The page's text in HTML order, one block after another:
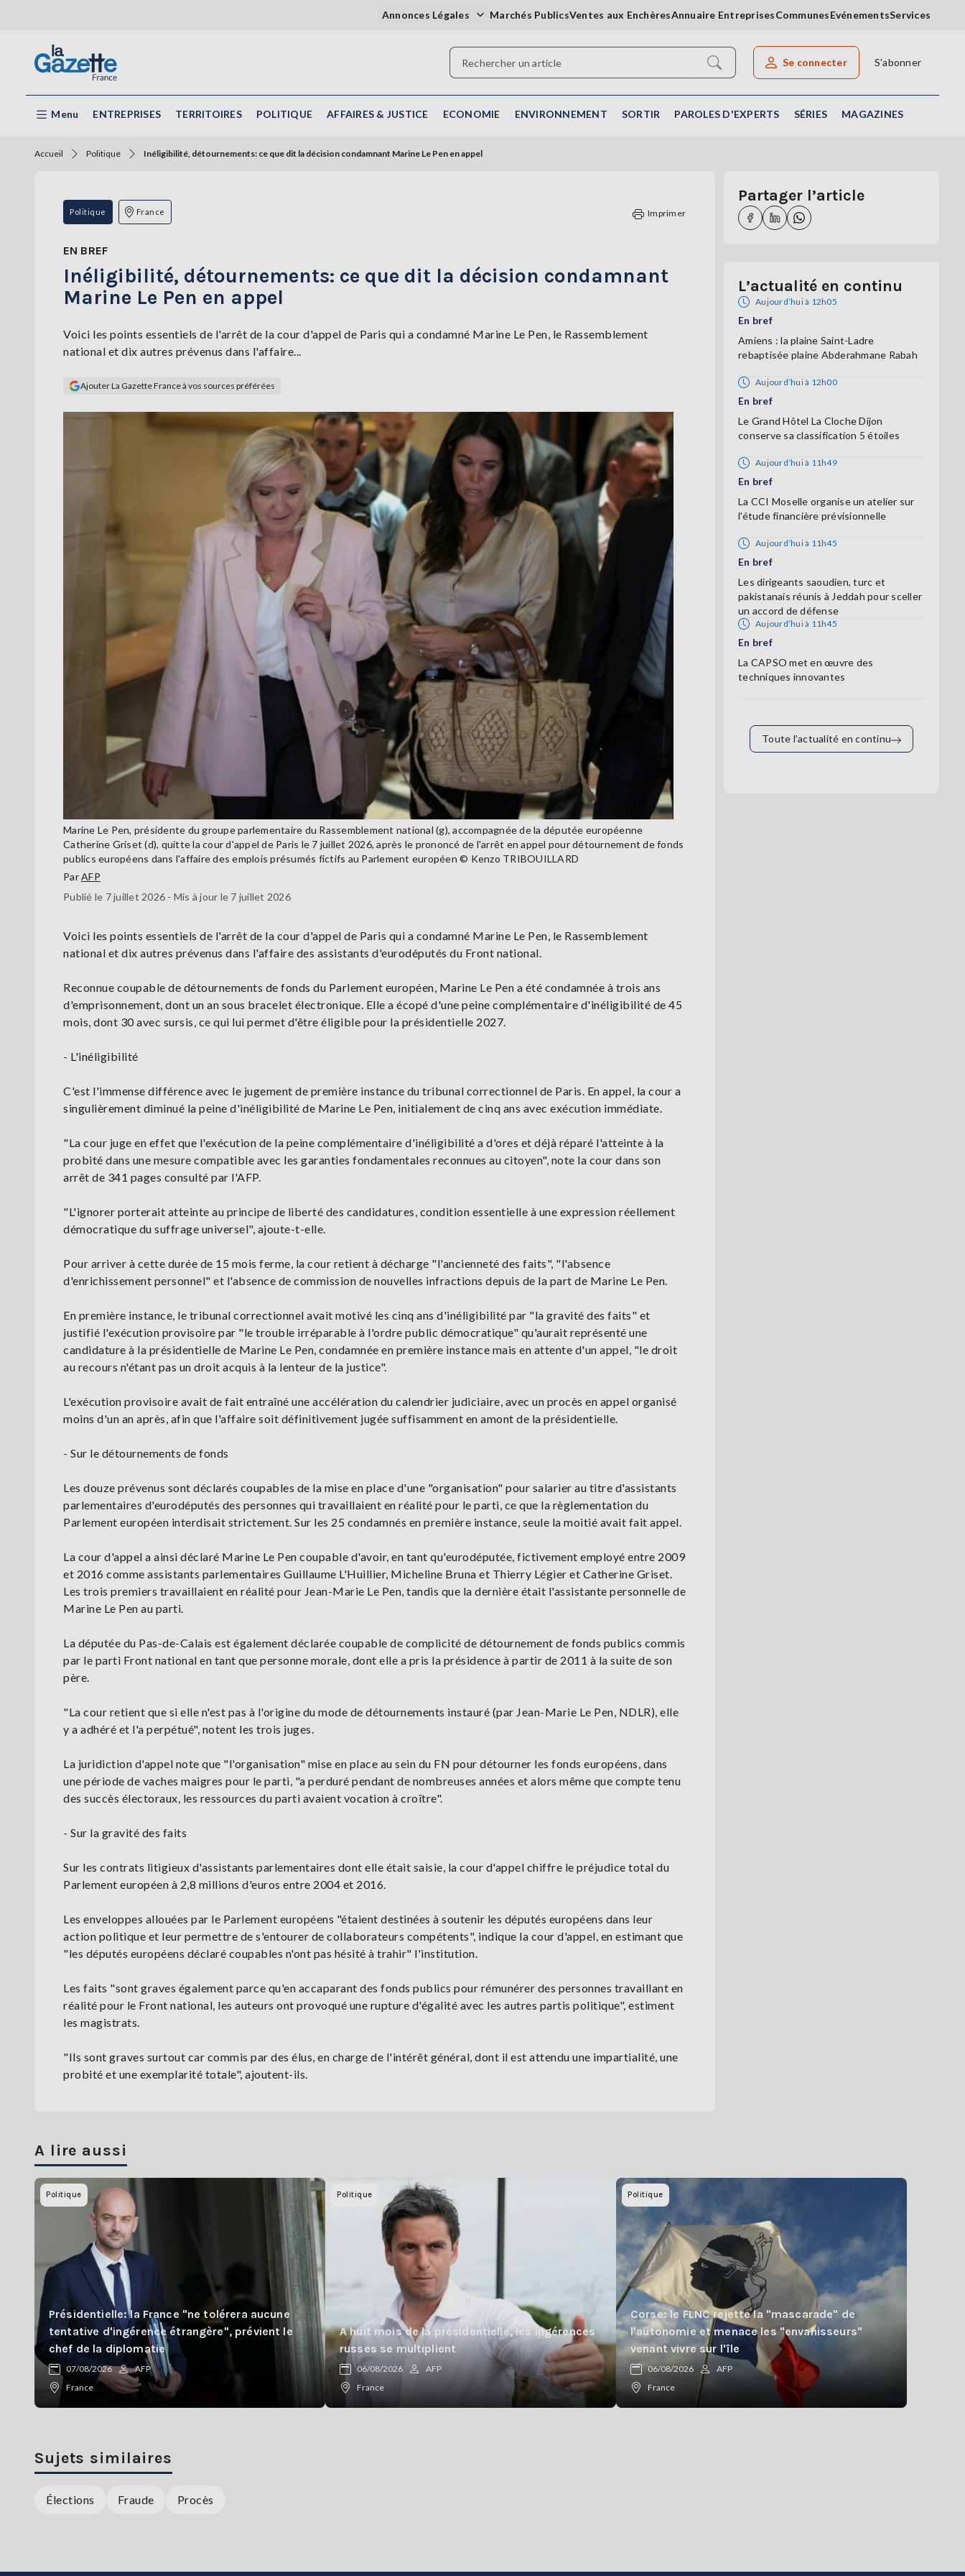
Annonces Légales Marchés PublicsVentes aux EnchèresAnnuaire EntreprisesCommunesEvénementsServices
Rechercher un article
Se connecter S'abonner
Menu ENTREPRISES TERRITOIRES POLITIQUE AFFAIRES & JUSTICE ECONOMIE ENVIRONNEMENT SORTIR PAROLES D'EXPERTS SÉRIES MAGAZINES
Accueil Politique Inéligibilité, détournements: ce que dit la décision condamnant Marine Le Pen en appel
Politique France Imprimer
EN BREF
Inéligibilité, détournements: ce que dit la décision condamnant
Marine Le Pen en appel
Voici les points essentiels de l'arrêt de la cour d'appel de Paris qui a condamné Marine Le Pen, le Rassemblement
national et dix autres prévenus dans l'affaire...
Ajouter La Gazette France à vos sources préférées
Marine Le Pen, présidente du groupe parlementaire du Rassemblement national (g), accompagnée de la députée européenne
Catherine Griset (d), quitte la cour d'appel de Paris le 7 juillet 2026, après le prononcé de l'arrêt en appel pour détournement de fonds
publics européens dans l'affaire des emplois présumés fictifs au Parlement européen © Kenzo TRIBOUILLARD
ParAFP
Publié le 7 juillet 2026 - Mis à jour le 7 juillet 2026
Voici les points essentiels de l'arrêt de la cour d'appel de Paris qui a condamné Marine Le Pen, le Rassemblement
national et dix autres prévenus dans l'affaire des assistants d'eurodéputés du Front national.
Reconnue coupable de détournements de fonds du Parlement européen, Marine Le Pen a été condamnée à trois ans
d'emprisonnement, dont un an sous bracelet électronique. Elle a écopé d'une peine complémentaire d'inéligibilité de 45
mois, dont 30 avec sursis, ce qui lui permet d'être éligible pour la présidentielle 2027.
- L'inéligibilité
C'est l'immense différence avec le jugement de première instance du tribunal correctionnel de Paris. En appel, la cour a
singulièrement diminué la peine d'inéligibilité de Marine Le Pen, initialement de cinq ans avec exécution immédiate.
"La cour juge en effet que l'exécution de la peine complémentaire d'inéligibilité a d'ores et déjà réparé l'atteinte à la
probité dans une mesure compatible avec les garanties fondamentales reconnues au citoyen", note la cour dans son
arrêt de 341 pages consulté par l'AFP.
"L'ignorer porterait atteinte au principe de liberté des candidatures, condition essentielle à une expression réellement
démocratique du suffrage universel", ajoute-t-elle.
Pour arriver à cette durée de 15 mois ferme, la cour retient à décharge "l'ancienneté des faits", "l'absence
d'enrichissement personnel" et l'absence de commission de nouvelles infractions depuis de la part de Marine Le Pen.
En première instance, le tribunal correctionnel avait motivé les cinq ans d'inéligibilité par "la gravité des faits" et
justifié l'exécution provisoire par "le trouble irréparable à l'ordre public démocratique" qu'aurait représenté une
candidature à la présidentielle de Marine Le Pen, condamnée en première instance mais en attente d'un appel, "le droit
au recours n'étant pas un droit acquis à la lenteur de la justice".
L'exécution provisoire avait de fait entraîné une accélération du calendrier judiciaire, avec un procès en appel organisé
moins d'un an après, afin que l'affaire soit définitivement jugée suffisamment en amont de la présidentielle.
- Sur le détournements de fonds
Les douze prévenus sont déclarés coupables de la mise en place d'une "organisation" pour salarier au titre d'assistants
parlementaires d'eurodéputés des personnes qui travaillaient en réalité pour le parti, ce que la règlementation du
Parlement européen interdisait strictement. Sur les 25 condamnés en première instance, seule la moitié avait fait appel.
La cour d'appel a ainsi déclaré Marine Le Pen coupable d'avoir, en tant qu'eurodéputée, fictivement employé entre 2009
et 2016 comme assistants parlementaires Guillaume L'Huillier, Micheline Bruna et Thierry Légier et Catherine Griset.
Les trois premiers travaillaient en réalité pour Jean-Marie Le Pen, tandis que la dernière était l'assistante personnelle de
Marine Le Pen au parti.
La députée du Pas-de-Calais est également déclarée coupable de complicité de détournement de fonds publics commis
par le parti Front national en tant que personne morale, dont elle a pris la présidence à partir de 2011 à la suite de son
père.
"La cour retient que si elle n'est pas à l'origine du mode de détournements instauré (par Jean-Marie Le Pen, NDLR), elle
y a adhéré et l'a perpétué", notent les trois juges.
La juridiction d'appel note que "l'organisation" mise en place au sein du FN pour détourner les fonds européens, dans
une période de vaches maigres pour le parti, "a perduré pendant de nombreuses années et alors même que compte tenu
des succès électoraux, les ressources du parti avaient vocation à croître".
- Sur la gravité des faits
Sur les contrats litigieux d'assistants parlementaires dont elle était saisie, la cour d'appel chiffre le préjudice total du
Parlement européen à 2,8 millions d'euros entre 2004 et 2016.
Les enveloppes allouées par le Parlement européens "étaient destinées à soutenir les députés européens dans leur
action politique et leur permettre de s'entourer de collaborateurs compétents", indique la cour d'appel, en estimant que
"les députés européens déclaré coupables n'ont pas hésité à trahir" l'institution.
Les faits "sont graves également parce qu'en accaparant des fonds publics pour rémunérer des personnes travaillant en
réalité pour le Front national, les auteurs ont provoqué une rupture d'égalité avec les autres partis politique", estiment
les magistrats.
"Ils sont graves surtout car commis par des élus, en charge de l'intérêt général, dont il est attendu une impartialité, une
probité et une exemplarité totale", ajoutent-ils.
Partager l’article
L’actualité en continu
Aujourd’hui à 12h05
En bref
Amiens : la plaine Saint-Ladre
rebaptisée plaine Abderahmane Rabah
Aujourd’hui à 12h00
En bref
Le Grand Hôtel La Cloche Dijon
conserve sa classification 5 étoiles
Aujourd’hui à 11h49
En bref
La CCI Moselle organise un atelier sur
l'étude financière prévisionnelle
Aujourd’hui à 11h45
En bref
Les dirigeants saoudien, turc et
pakistanais réunis à Jeddah pour sceller
un accord de défense
Aujourd’hui à 11h45
En bref
La CAPSO met en œuvre des
techniques innovantes
Toute l’actualité en continu
A lire aussi
Politique
Présidentielle: la France "ne tolérera aucune
tentative d'ingérence étrangère", prévient le
chef de la diplomatie
07/08/2026
AFP
France
Politique
A huit mois de la présidentielle, les ingérences
russes se multiplient
06/08/2026
AFP
France
Politique
Corse: le FLNC rejette la "mascarade" de
l'autonomie et menace les "envahisseurs"
venant vivre sur l'île
06/08/2026
AFP
France
Sujets similaires
Élections Fraude Procès